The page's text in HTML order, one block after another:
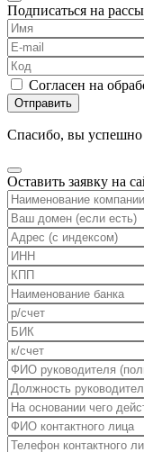
Подписаться на
Согласен на
Отправить
Спасибо, вы успешно
Оставить заявку на